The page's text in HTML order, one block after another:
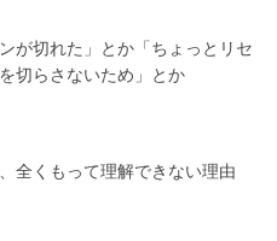
が切れた」とか「ちょっとリセ
切らさないため」とか
全くもって理解できない理由